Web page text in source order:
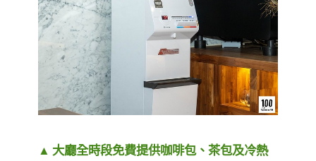
▲ 大廳全時段免費提供咖啡包、茶包及冷熱